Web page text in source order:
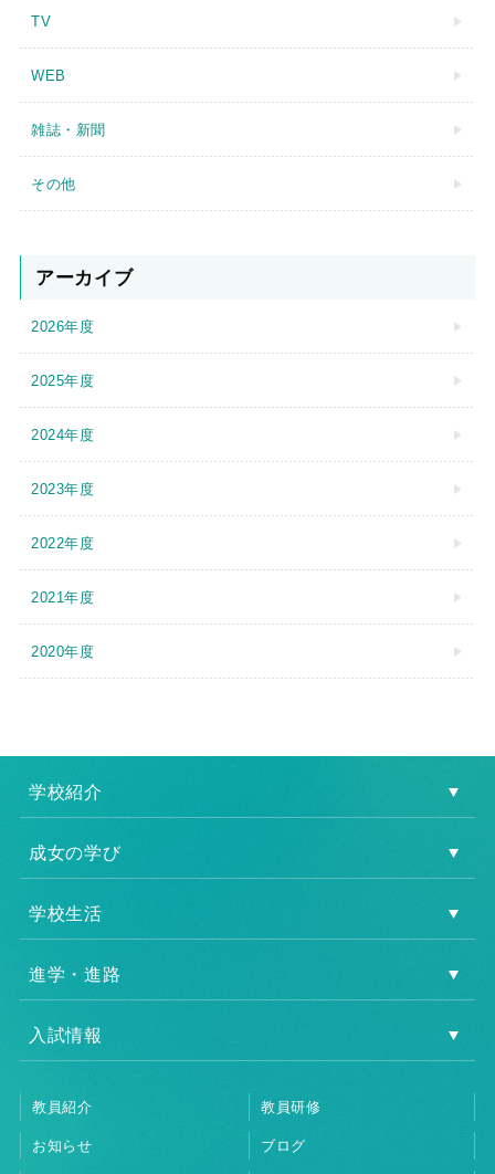
TV
WEB
雑誌・新聞
その他
アーカイブ
2026年度
2025年度
2024年度
2023年度
2022年度
2021年度
2020年度
学校紹介
成女の学び
学校生活
進学・進路
入試情報
教員紹介 教員研修
お知らせ ブログ